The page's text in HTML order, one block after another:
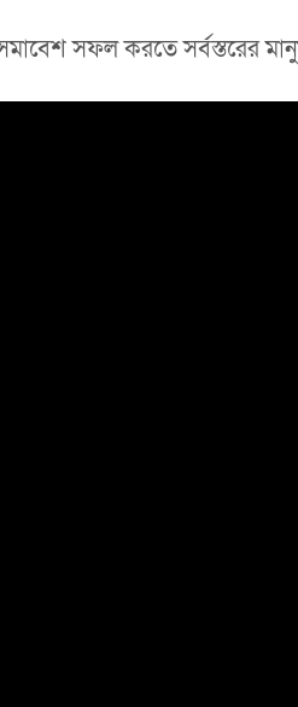
সফল করতে সর্বস্তরের